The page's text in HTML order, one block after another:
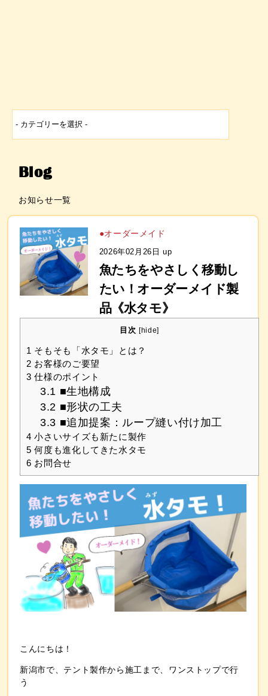
Blog
お知らせ一覧
●オーダーメイド
2026年02月26日 up
魚たちをやさしく移動し
たい！オーダーメイド製
品《水タモ》
目次 [hide]
1 そもそも「水タモ」とは？
2 お客様のご要望
3 仕様のポイント
3.1 ■生地構成
3.2 ■形状の工夫
3.3 ■追加提案：ループ縫い付け加工
4 小さいサイズも新たに製作
5 何度も進化してきた水タモ
6 お問合せ
こんにちは！
新潟市で、テント製作から施工まで、ワンストップで行
う